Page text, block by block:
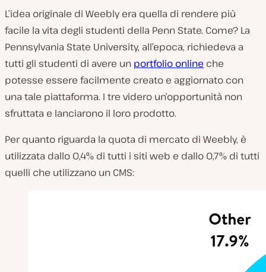
L’idea originale di Weebly era quella di rendere più
facile la vita degli studenti della Penn State. Come? La
Pennsylvania State University, all’epoca, richiedeva a
tutti gli studenti di avere un portfolio online che
potesse essere facilmente creato e aggiornato con
una tale piattaforma. I tre videro un’opportunità non
sfruttata e lanciarono il loro prodotto.
Per quanto riguarda la quota di mercato di Weebly, è
utilizzata dallo 0,4% di tutti i siti web e dallo 0,7% di tutti
quelli che utilizzano un CMS: